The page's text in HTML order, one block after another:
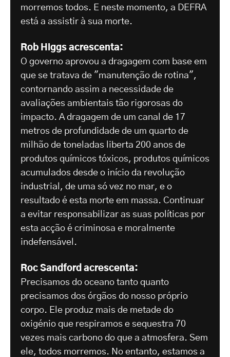
morremos todos. E neste momento, a DEFRA
está a assistir à sua morte.
Rob Higgs acrescenta:
O governo aprovou a dragagem com base em
que se tratava de "manutenção de rotina",
contornando assim a necessidade de
avaliações ambientais tão rigorosas do
impacto. A dragagem de um canal de 17
metros de profundidade de um quarto de
milhão de toneladas liberta 200 anos de
produtos químicos tóxicos, produtos químicos
acumulados desde o início da revolução
industrial, de uma só vez no mar, e o
resultado é esta morte em massa. Continuar
a evitar responsabilizar as suas políticas por
esta acção é criminosa e moralmente
indefensável.
Roc Sandford acrescenta:
Precisamos do oceano tanto quanto
precisamos dos órgãos do nosso próprio
corpo. Ele produz mais de metade do
oxigénio que respiramos e sequestra 70
vezes mais carbono do que a atmosfera. Sem
ele, todos morremos. No entanto, estamos a